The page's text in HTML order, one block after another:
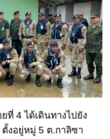
ที่ 4 ได้เดินทางไปยัง
งอยู่หมู่ 5 ต.กาลิซา